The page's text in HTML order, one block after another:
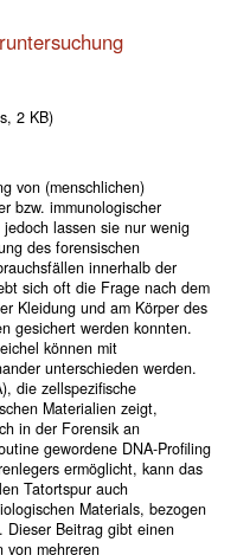
2 KB)
von (menschlichen)
bzw. immunologischer
lassen sie nur wenig
des forensischen
innerhalb der
sich oft die Frage nach dem
Kleidung und am Körper des
gesichert werden konnten.
können mit
unterschieden werden.
die zellspezifische
Materialien zeigt,
in der Forensik an
gewordene DNA-Profiling
ermöglicht, kann das
Tatortspur auch
Materials, bezogen
Dieser Beitrag gibt einen
von mehreren